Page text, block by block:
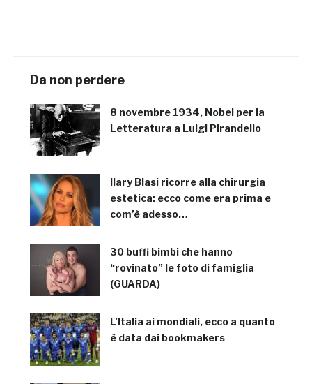
Da non perdere
8 novembre 1934, Nobel per la
Letteratura a Luigi Pirandello
Ilary Blasi ricorre alla chirurgia
estetica: ecco come era prima e
com’è adesso…
30 buffi bimbi che hanno
“rovinato” le foto di famiglia
(GUARDA)
L’Italia ai mondiali, ecco a quanto
è data dai bookmakers